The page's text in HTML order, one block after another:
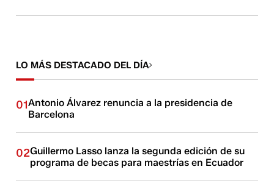
LO MÁS DESTACADO DEL DÍA
01Antonio Álvarez renuncia a la presidencia de
Barcelona
02Guillermo Lasso lanza la segunda edición de su
programa de becas para maestrías en Ecuador